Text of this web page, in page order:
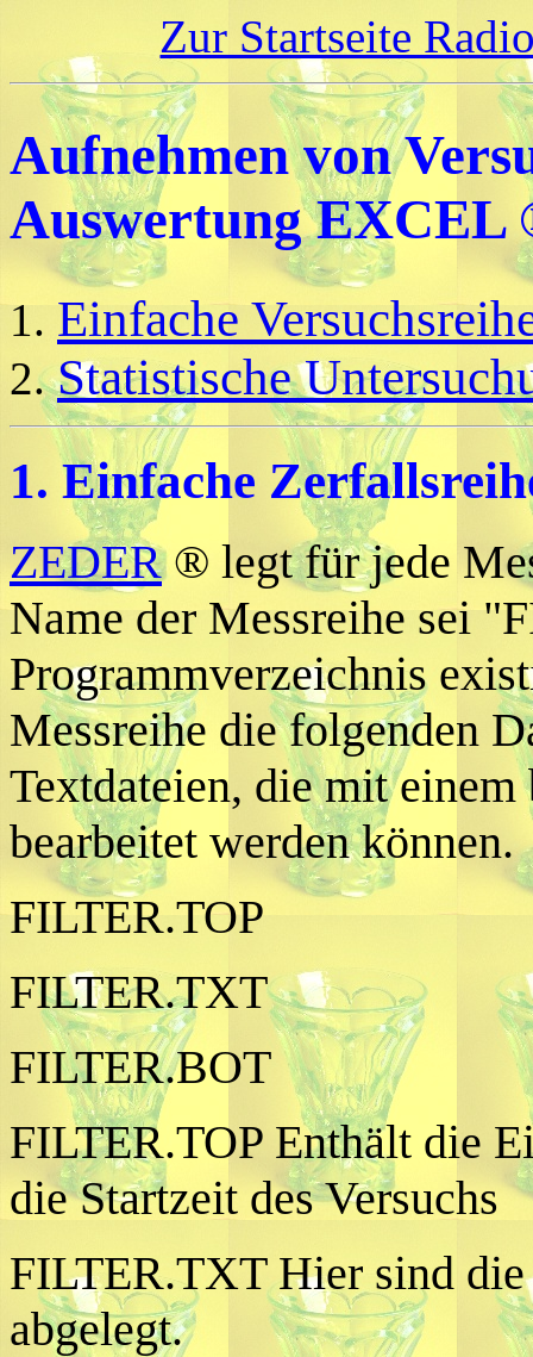
Zur Startseite
Aufnehmen von
Auswertung
Einfache
Statistische
1. Einfache
ZEDER® legt für jede
Name der Messreihe sei
Programmverzeichnis
Messreihe die folgenden
Textdateien, die mit
bearbeitet werden können.
FILTER.TOP
FILTER.TXT
FILTER.BOT
FILTER.TOP Enthält die
die Startzeit des Versuchs
FILTER.TXT Hier sind
abgelegt.